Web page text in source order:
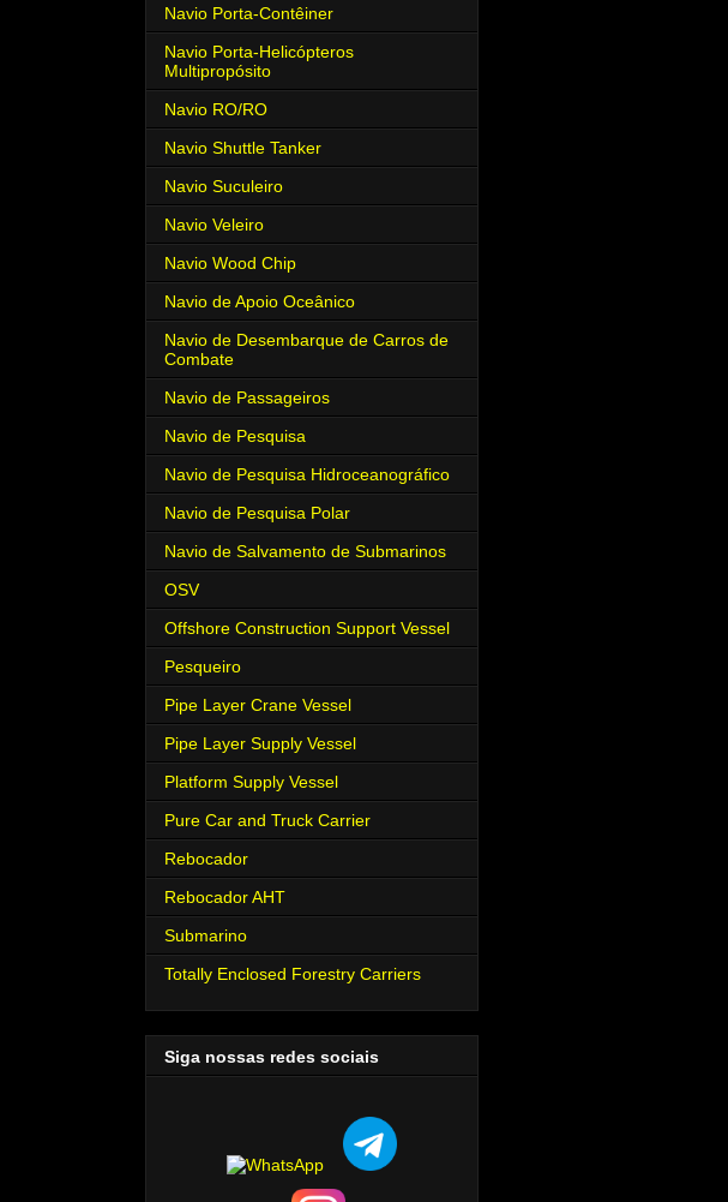
Navio Porta-Contêiner
Navio Porta-Helicópteros
Multipropósito
Navio RO/RO
Navio Shuttle Tanker
Navio Suculeiro
Navio Veleiro
Navio Wood Chip
Navio de Apoio Oceânico
Navio de Desembarque de Carros de
Combate
Navio de Passageiros
Navio de Pesquisa
Navio de Pesquisa Hidroceanográfico
Navio de Pesquisa Polar
Navio de Salvamento de Submarinos
OSV
Offshore Construction Support Vessel
Pesqueiro
Pipe Layer Crane Vessel
Pipe Layer Supply Vessel
Platform Supply Vessel
Pure Car and Truck Carrier
Rebocador
Rebocador AHT
Submarino
Totally Enclosed Forestry Carriers
Siga nossas redes sociais